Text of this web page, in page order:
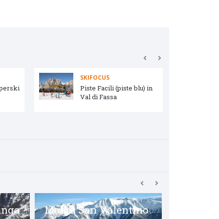
SKIFOCUS
Piste Facili (piste blu) in
Val di Fassa
Malga San Valentino